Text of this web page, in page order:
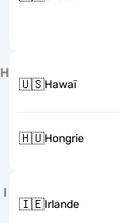
H
🇺🇸Hawaï
🇭🇺Hongrie
I
🇮🇪Irlande